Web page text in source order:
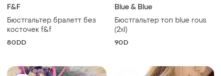
F&F
Бюстгальтер бралетт без
косточек f&f
80DD
Blue & Blue
Бюстгальтер топ blue rous
(2xl)
90D